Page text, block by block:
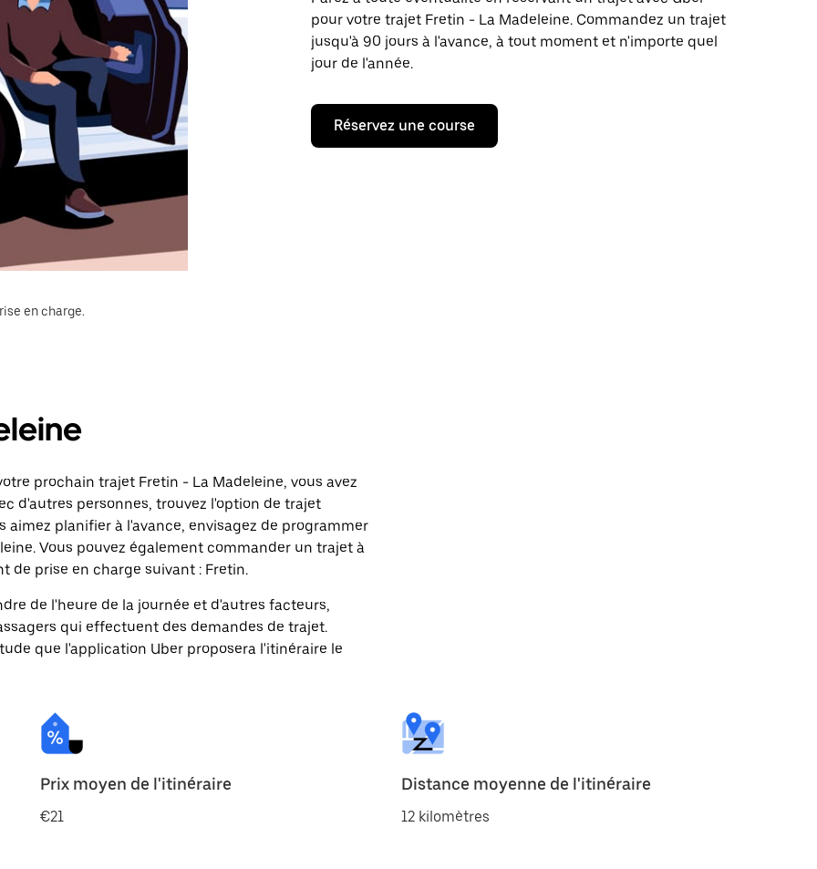
pour votre trajet Fretin - La Madeleine. Commandez un trajet
jusqu'à 90 jours à l'avance, à tout moment et n'importe quel
jour de l'année.
Réservez une course
en charge.
prochain trajet Fretin - La Madeleine, vous avez
d'autres personnes, trouvez l'option de trajet
aimez planifier à l'avance, envisagez de programmer
Vous pouvez également commander un trajet à
de prise en charge suivant : Fretin.
de l'heure de la journée et d'autres facteurs,
qui effectuent des demandes de trajet.
que l'application Uber proposera l'itinéraire le
Prix moyen de l'itinéraire
€21
Distance moyenne de l'itinéraire
12 kilomètres